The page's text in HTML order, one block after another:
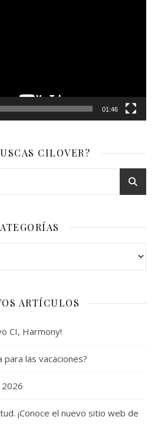
01:46
CILOVER?
ARTÍCULOS
CI, Harmony!
para las vacaciones?
¡Conoce el nuevo sitio web de